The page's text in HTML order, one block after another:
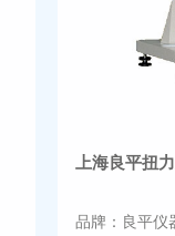
上海良平扭
品牌：良平仪